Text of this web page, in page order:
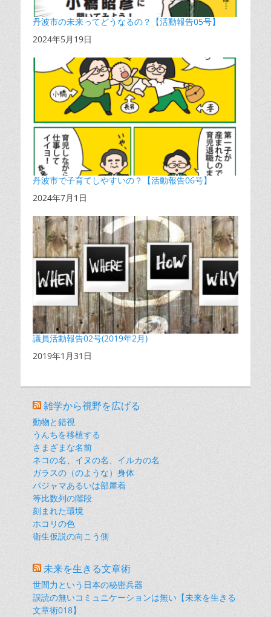
丹波市の未来ってどうなるの？【活動報告05号】
日付
2024年5月19日
丹波市で子育てしやすいの？【活動報告06号】
日付
2024年7月1日
議員活動報告02号(2019年2月)
日付
2019年1月31日
雑学から視野を広げる
動物と錯視
うんちを移植する
さまざまな名前
ネコの名、イヌの名、イルカの名
ガラスの（のような）身体
パジャマあるいは部屋着
等比数列の階段
刻まれた環境
ホコリの色
衛生仮説の向こう側
未来を生きる文章術
世間力という日本の秘密兵器
誤読の無いコミュニケーションは無い【未来を生きる
文章術018】